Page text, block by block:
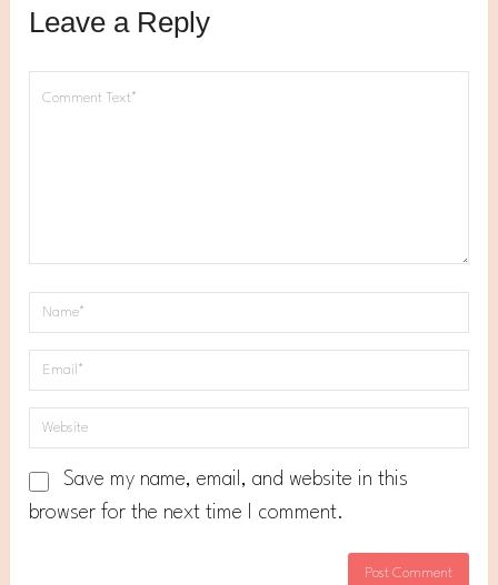
Leave a Reply
Save my name, email, and website in this
browser for the next time I comment.